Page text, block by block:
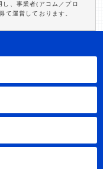
、事業者(アコム／プロ
て運営しております。